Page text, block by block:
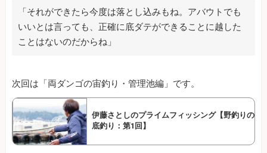
「それができたら今度は落とし込みもね。アバウトでも
いいとは言っても、正確に底ダテができることに越した
ことはないのだからね」
次回は「両ダンゴの宙釣り・管理池編」です。
伊藤さとしのプライムフィッシング【野釣りの
底釣り：第1回】